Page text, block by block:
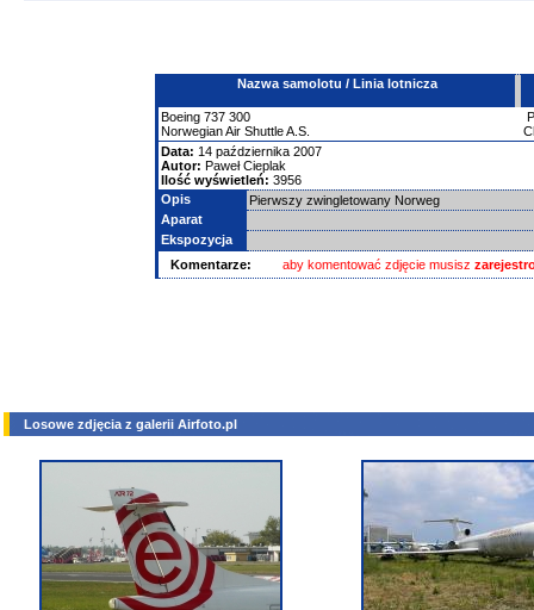
Nazwa samolotu / Linia lotnicza
Boeing 737 300
Norwegian Air Shuttle A.S.
Data: 14 października 2007
Autor: Paweł Cieplak
Ilość wyświetleń: 3956
Opis
Pierwszy zwingletowany Norweg
Aparat
Ekspozycja
Komentarze:
aby komentować zdjęcie musisz
Losowe zdjęcia z galerii Airfoto.pl